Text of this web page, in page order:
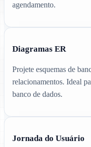
agendamento.
Diagramas ER
Projete esquemas de
relacionamentos. Ideal
banco de dados.
Jornada do Usuário